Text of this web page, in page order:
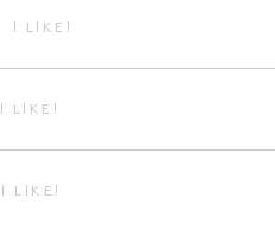
I LIKE!
I LIKE!
I LIKE!